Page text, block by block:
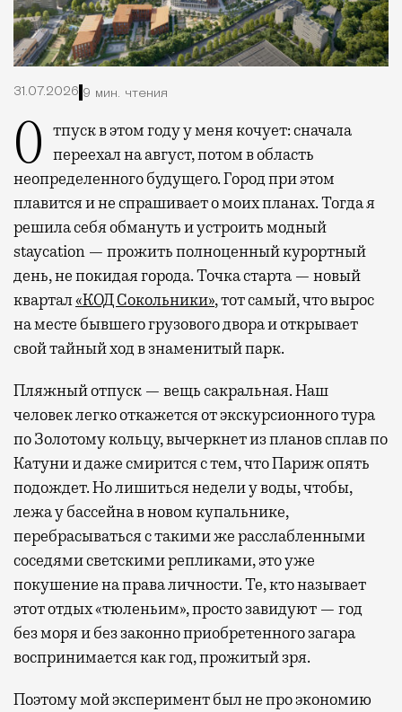
31.07.2026 9 мин. чтения
Отпуск в этом году у меня кочует: сначала переехал на август, потом в область
неопределенного будущего. Город при этом
плавится и не спрашивает о моих планах. Тогда я
решила себя обмануть и устроить модный
staycation — прожить полноценный курортный
день, не покидая города. Точка старта — новый
квартал«КОД Сокольники», тот самый, что вырос
на месте бывшего грузового двора и открывает
свой тайный ход в знаменитый парк.
Пляжный отпуск — вещь сакральная. Наш
человек легко откажется от экскурсионного тура
по Золотому кольцу, вычеркнет из планов сплав по
Катуни и даже смирится с тем, что Париж опять
подождет. Но лишиться недели у воды, чтобы,
лежа у бассейна в новом купальнике,
перебрасываться с такими же расслабленными
соседями светскими репликами, это уже
покушение на права личности. Те, кто называет
этот отдых «тюленьим», просто завидуют — год
без моря и без законно приобретенного загара
воспринимается как год, прожитый зря.
Поэтому мой эксперимент был не про экономию